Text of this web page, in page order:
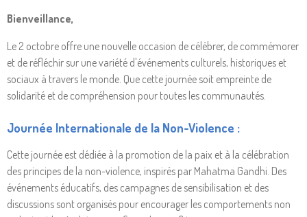
Bienveillance,
Le 2 octobre offre une nouvelle occasion de célébrer, de commémorer
et de réfléchir sur une variété d'événements culturels, historiques et
sociaux à travers le monde. Que cette journée soit empreinte de
solidarité et de compréhension pour toutes les communautés.
Journée Internationale de la Non-Violence :
Cette journée est dédiée à la promotion de la paix et à la célébration
des principes de la non-violence, inspirés par Mahatma Gandhi. Des
événements éducatifs, des campagnes de sensibilisation et des
discussions sont organisés pour encourager les comportements non